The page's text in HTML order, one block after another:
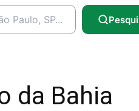
da Bahia